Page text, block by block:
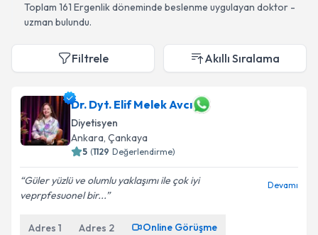
Toplam 161 Ergenlik döneminde beslenme uygulayan doktor -
uzman bulundu.
Filtrele Akıllı Sıralama
Dr. Dyt. Elif Melek Avcı
Diyetisyen
Ankara, Çankaya
5 (1129 Değerlendirme)
Güler yüzlü ve olumlu yaklaşımı ile çok iyi
veprpfesuonel bir...
Devamı
Adres 1 Adres 2 Online Görüşme